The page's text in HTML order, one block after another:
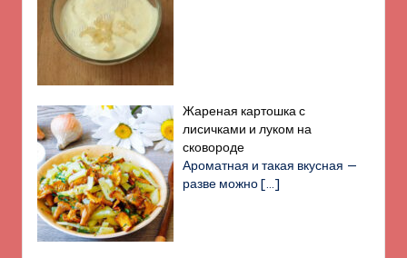
Жареная картошка с
лисичками и луком на
сковороде
Ароматная и такая вкусная —
разве можно[…]